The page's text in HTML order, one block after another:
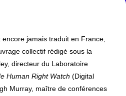
jamais traduit en France,
collectif rédigé sous la
directeur du Laboratoire
Human Right Watch (Digital
Murray, maître de conférences